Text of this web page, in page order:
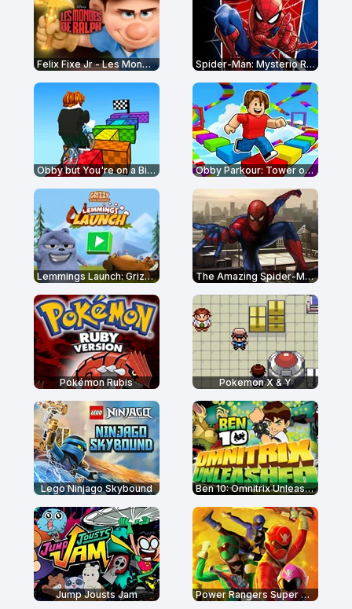
Felix Fixe Jr - Les Mondes de Ralph Spider-Man: Mysterio Rush
Obby but You're on a Bike Obby Parkour: Tower of Hell
Lemmings Launch: Grizzy & The Lemmings The Amazing Spider-Man
Pokémon Rubis Pokemon X & Y
Lego Ninjago Skybound Ben 10: Omnitrix Unleashed
Jump Jousts Jam Power Rangers Super Megaforce: Legacy